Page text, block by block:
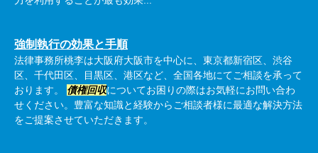
強制執行の効果と手順
法律事務所桃李は大阪府大阪市を中心に、東京都新宿区、渋谷
区、千代田区、目黒区、港区など、全国各地にてご相談を承って
おります。 債権回収についてお困りの際はお気軽にお問い合わ
せください。豊富な知識と経験からご相談者様に最適な解決方法
をご提案させていただきます。